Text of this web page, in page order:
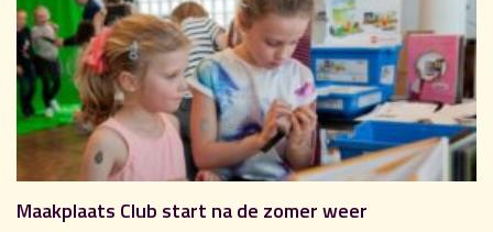
Maakplaats Club start na de zomer weer